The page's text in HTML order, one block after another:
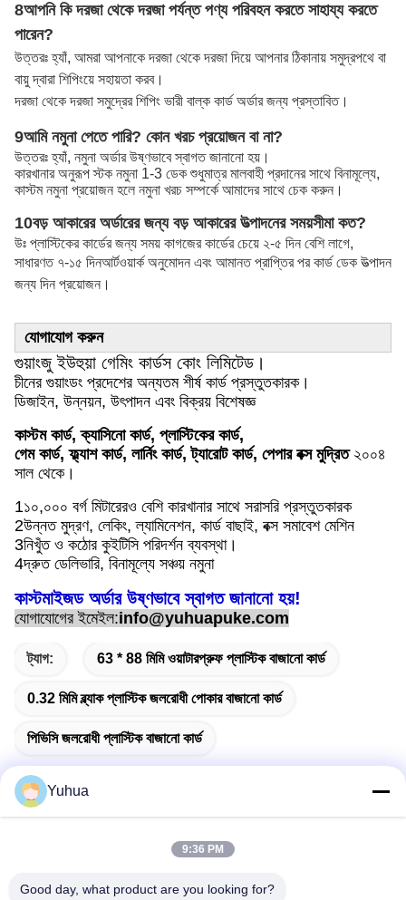
8আপনি কি দরজা থেকে দরজা পর্যন্ত পণ্য পরিবহন করতে সাহায্য করতে
পারেন?
উত্তরঃ হ্যাঁ, আমরা আপনাকে দরজা থেকে দরজা দিয়ে আপনার ঠিকানায় সমুদ্রপথে বা
বায়ু দ্বারা শিপিংয়ে সহায়তা করব।
দরজা থেকে দরজা সমুদ্রের শিপিং ভারী বাল্ক কার্ড অর্ডার জন্য প্রস্তাবিত।
9আমি নমুনা পেতে পারি? কোন খরচ প্রয়োজন বা না?
উত্তরঃ হ্যাঁ, নমুনা অর্ডার উষ্ণভাবে স্বাগত জানানো হয়।
কারখানার অনুরূপ স্টক নমুনা 1-3 ডেক শুধুমাত্র মালবাহী প্রদানের সাথে বিনামূল্যে,
কাস্টম নমুনা প্রয়োজন হলে নমুনা খরচ সম্পর্কে আমাদের সাথে চেক করুন।
10বড় আকারের অর্ডারের জন্য বড় আকারের উত্পাদনের সময়সীমা কত?
উঃ প্লাস্টিকের কার্ডের জন্য সময় কাগজের কার্ডের চেয়ে ২-৫ দিন বেশি লাগে,
সাধারণত ৭-১৫ দিনআর্টওয়ার্ক অনুমোদন এবং আমানত প্রাপ্তির পর কার্ড ডেক উত্পাদন
জন্য দিন প্রয়োজন।
যোগাযোগ করুন
গুয়াংজু ইউহুয়া গেমিং কার্ডস কোং লিমিটেড।
চীনের গুয়াংডং প্রদেশের অন্যতম শীর্ষ কার্ড প্রস্তুতকারক।
ডিজাইন, উন্নয়ন, উৎপাদন এবং বিক্রয় বিশেষজ্ঞ
কাস্টম কার্ড, ক্যাসিনো কার্ড, প্লাস্টিকের কার্ড,
গেম কার্ড, ফ্ল্যাশ কার্ড, লার্নিং কার্ড, ট্যারোট কার্ড, পেপার বক্স মুদ্রিত ২০০৪
সাল থেকে।
1১০,০০০ বর্গ মিটারেরও বেশি কারখানার সাথে সরাসরি প্রস্তুতকারক
2উন্নত মুদ্রণ, লেকিং, ল্যামিনেশন, কার্ড বাছাই, বক্স সমাবেশ মেশিন
3নিখুঁত ও কঠোর কুইটিসি পরিদর্শন ব্যবস্থা।
4দ্রুত ডেলিভারি, বিনামূল্যে সঞ্চয় নমুনা
কাস্টমাইজড অর্ডার উষ্ণভাবে স্বাগত জানানো হয়!
যোগাযোগের ইমেইল:info@yuhuapuke.com
ট্যাগ: 63 * 88 মিমি ওয়াটারপ্রুফ প্লাস্টিক বাজানো কার্ড
0.32 মিমি ব্ল্যাক প্লাস্টিক জলরোধী পোকার বাজানো কার্ড
পিভিসি জলরোধী প্লাস্টিক বাজানো কার্ড
ঠিকানা
Yuhua
9:36 PM
Good day, what product are you looking for?